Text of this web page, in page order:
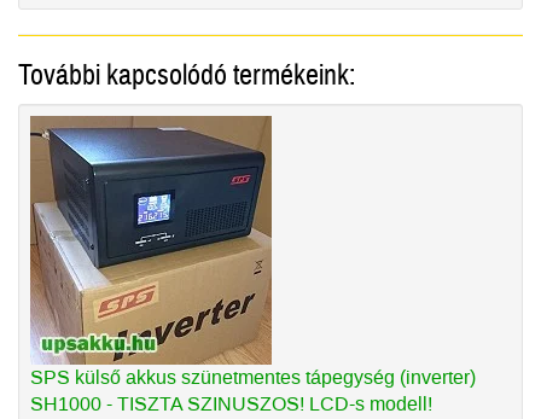
További kapcsolódó termékeink:
SPS külső akkus szünetmentes tápegység (inverter)
SH1000 - TISZTA SZINUSZOS! LCD-s modell!